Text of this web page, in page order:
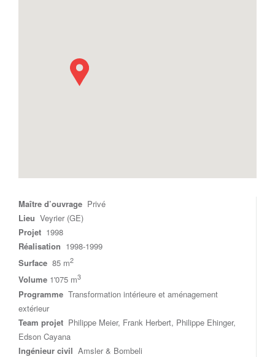
Maître d’ouvrage Privé
Lieu Veyrier (GE)
Projet 1998
Réalisation 1998-1999
Surface 85 m2
Volume 1'075 m3
Programme Transformation intérieure et aménagement
extérieur
Team projet Philippe Meier, Frank Herbert, Philippe Ehinger,
Edson Cayana
Ingénieur civil Amsler & Bombeli